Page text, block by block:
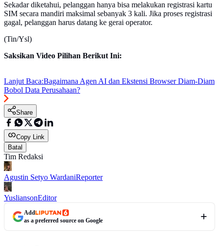
Sekadar diketahui, pelanggan hanya bisa melakukan registrasi kartu
SIM secara mandiri maksimal sebanyak 3 kali. Jika proses registrasi
gagal, pelanggan harus datang ke gerai operator.
(Tin/Ysl)
Saksikan Video Pilihan Berikut Ini:
Lanjut Baca:Bagaimana Agen AI dan Ekstensi Browser Diam-Diam
Bobol Data Perusahaan?
Share
Copy Link
Batal
Tim Redaksi
Agustin Setyo WardaniReporter
YusliansonEditor
Add
as a preferred source on Google